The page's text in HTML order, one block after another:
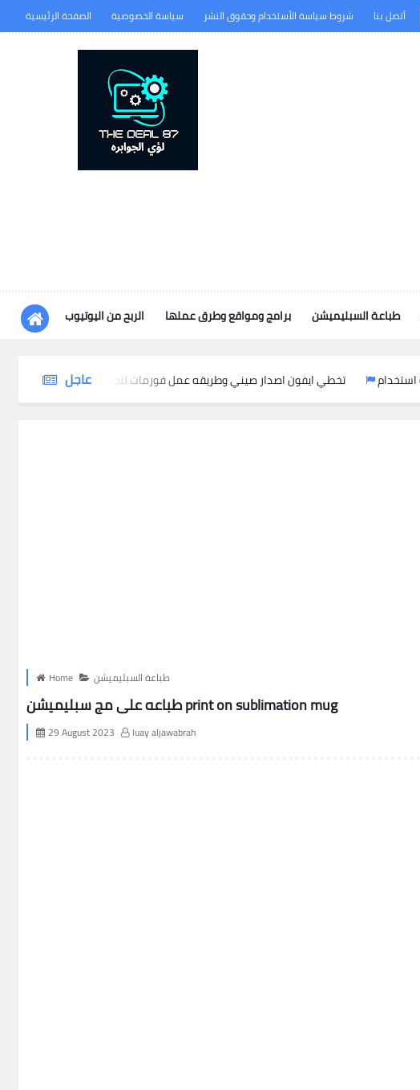
الصفحة الرئيسية سياسة الخصوصية شروط سياسة الأستخدام وحقوق النشر أتصل بنا
الربح من اليوتيوب برامج ومواقع وطرق عملها طباعة السبليميشن
عاجل
تخطي ايفون اصدار صيني وطريقه عمل فورمات للجهاز عليه
Home طباعة السبليميشن
طباعه على مج سبليميشن print on sublimation mug
29 August 2023 luay aljawabrah